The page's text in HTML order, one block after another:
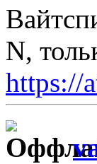
N,
https://